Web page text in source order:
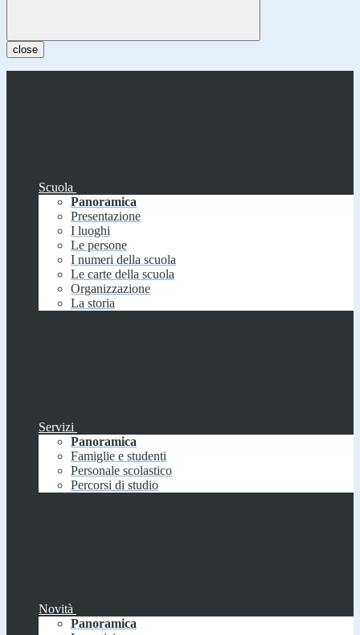
close
Scuola
Panoramica
Presentazione
I luoghi
Le persone
I numeri della scuola
Le carte della scuola
Organizzazione
La storia
Servizi
Panoramica
Famiglie e studenti
Personale scolastico
Percorsi di studio
Novità
Panoramica